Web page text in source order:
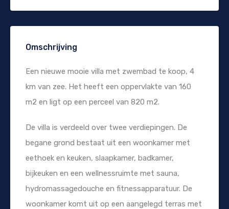
Omschrijving
Een nieuwe mooie villa met zwembad te koop, 4
km van zee. Het heeft een oppervlakte van 160
m2 en ligt op een perceel van 820 m2.
De villa is verdeeld over twee verdiepingen. De
begane grond bestaat uit een woonkamer met
eethoek en keuken, slaapkamer, badkamer,
bijkeuken en een wellnessruimte met sauna,
hydromassagedouche en fitnessapparatuur. De
woonkamer komt uit op een aangelegd terras met